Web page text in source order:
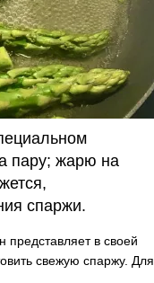
пару; жарю на
спаржи.
в своей
свежую спаржу. Для